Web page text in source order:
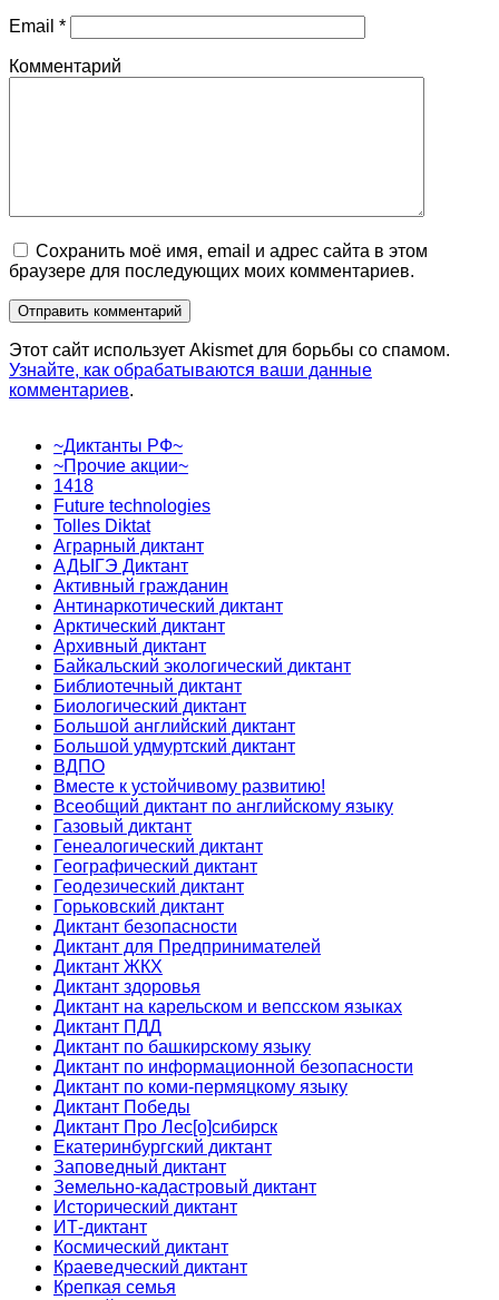
Email *
Комментарий
Сохранить моё имя, email и адрес сайта в этом
браузере для последующих моих комментариев.
Этот сайт использует Akismet для борьбы со спамом.
Узнайте, как обрабатываются ваши данные
комментариев.
~Диктанты РФ~
~Прочие акции~
1418
Future technologies
Tolles Diktat
Аграрный диктант
АДЫГЭ Диктант
Активный гражданин
Антинаркотический диктант
Арктический диктант
Архивный диктант
Байкальский экологический диктант
Библиотечный диктант
Биологический диктант
Большой английский диктант
Большой удмуртский диктант
ВДПО
Вместе к устойчивому развитию!
Всеобщий диктант по английскому языку
Газовый диктант
Генеалогический диктант
Географический диктант
Геодезический диктант
Горьковский диктант
Диктант безопасности
Диктант для Предпринимателей
Диктант ЖКХ
Диктант здоровья
Диктант на карельском и вепсском языках
Диктант ПДД
Диктант по башкирскому языку
Диктант по информационной безопасности
Диктант по коми-пермяцкому языку
Диктант Победы
Диктант Про Лес[о]сибирск
Екатеринбургский диктант
Заповедный диктант
Земельно-кадастровый диктант
Исторический диктант
ИТ-диктант
Космический диктант
Краеведческий диктант
Крепкая семья